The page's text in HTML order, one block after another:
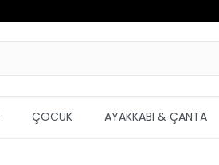
ÇOCUK AYAKKABI & ÇANTA